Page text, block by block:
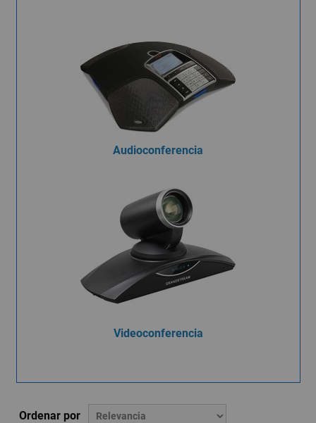
Audioconferencia
Videoconferencia
Ordenar por